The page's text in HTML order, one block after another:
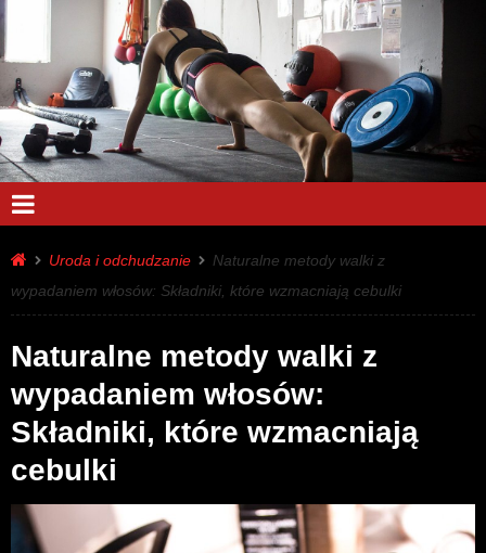
Uroda i odchudzanie
Naturalne metody walki z
wypadaniem włosów: Składniki, które wzmacniają cebulki
Naturalne metody walki z
wypadaniem włosów:
Składniki, które wzmacniają
cebulki